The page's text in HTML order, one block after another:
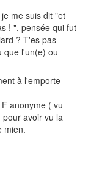
me suis dit "et
! ", pensée qui fut
? T'es pas
que l'un(e) ou
à l'emporte
anonyme ( vu
avoir vu la
mien.